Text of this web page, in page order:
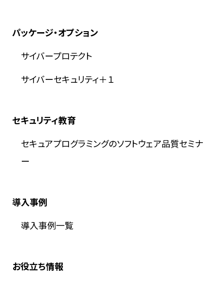
パッケージ・オプション
サイバープロテクト
サイバーセキュリティ＋１
セキュリティ教育
セキュアプログラミングのソフトウェア品質セミナ
ー
導入事例
導入事例一覧
お役立ち情報